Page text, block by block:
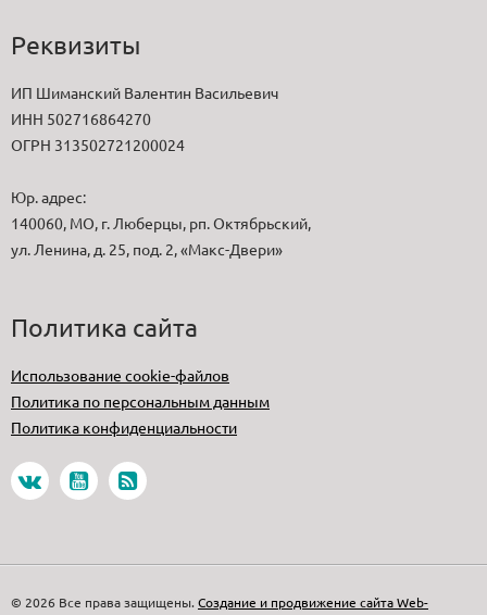
Реквизиты
ИП Шиманский Валентин Васильевич
ИНН 502716864270
ОГРН 313502721200024
Юр. адрес:
140060, МО, г. Люберцы, рп. Октябрьский,
ул. Ленина, д. 25, под. 2, «Макс-Двери»
Политика сайта
Использование cookie-файлов
Политика по персональным данным
Политика конфиденциальности
© 2026 Все права защищены. Создание и продвижение сайта Web-